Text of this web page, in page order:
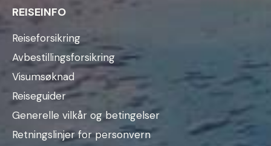
REISEINFO
Reiseforsikring
Avbestillingsforsikring
Visumsøknad
Reiseguider
Generelle vilkår og betingelser
Retningslinjer for personvern